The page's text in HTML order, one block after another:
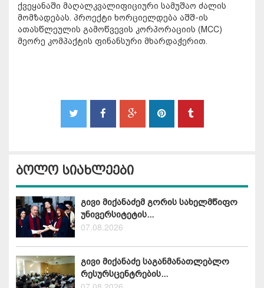
ქვეყანაში მაღალკვალიფიციური სამუშაო ძალის
მომზადებას. პროექტი ხორციელდება აშშ-ის
ათასწლეულის გამოწვევის კორპორაციის (MCC)
მეორე კომპაქტის ფინანსური მხარდაჭერით.
ბოლო სიახლეები
გივი მიქანაძემ გორის სახელმწიფო
უნივერსიტეტის...
07.08.2026
გივი მიქანაძე საგანმანათლებლო
რესურსცენტრების...